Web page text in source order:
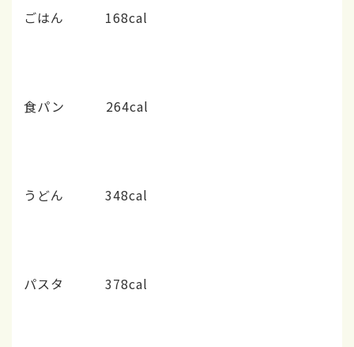
ごはん 168cal
食パン 264cal
うどん 348cal
パスタ 378cal